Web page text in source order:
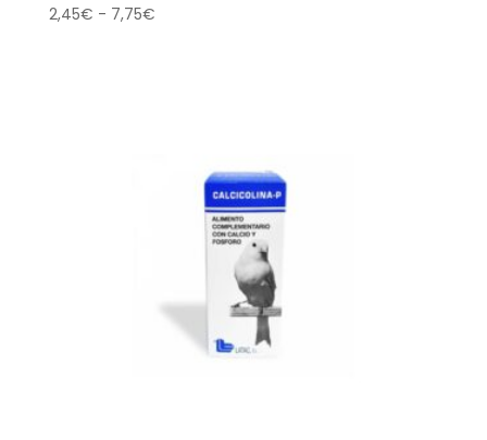
2,45€ - 7,75€Rango